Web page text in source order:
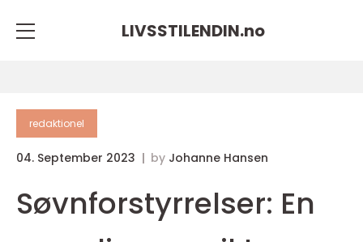
LIVSSTILENDIN.no
redaktionel
04. September 2023 by Johanne Hansen
Søvnforstyrrelser: En